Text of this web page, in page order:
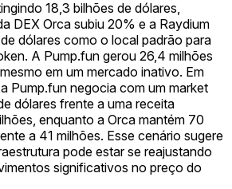
18,3 bilhões de dólares,
DEX Orca subiu 20% e a Raydium
dólares como o local padrão para
A Pump.fun gerou 26,4 milhões
em um mercado inativo. Em
Pump.fun negocia com um market
dólares frente a uma receita
enquanto a Orca mantém 70
a 41 milhões. Esse cenário sugere
pode estar se reajustando
significativos no preço do